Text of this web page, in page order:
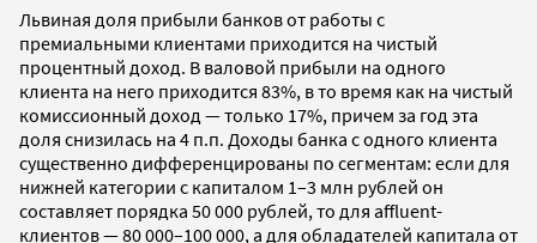
Львиная доля прибыли банков от работы с
премиальными клиентами приходится на чистый
процентный доход. В валовой прибыли на одного
клиента на него приходится 83%, в то время как на чистый
комиссионный доход — только 17%, причем за год эта
доля снизилась на 4 п.п. Доходы банка с одного клиента
существенно дифференцированы по сегментам: если для
нижней категории с капиталом 1–3 млн рублей он
составляет порядка 50 000 рублей, то для affluent-
клиентов — 80 000–100 000, а для обладателей капитала от